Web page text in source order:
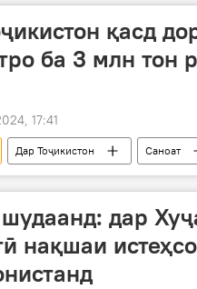
қасд
ба 3 млн тон
17:41
Дар Тоҷикистон Саноат
дар
нақшаи